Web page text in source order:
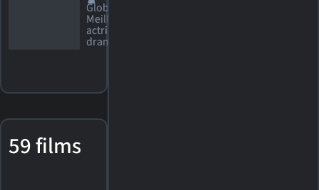
Globe 2007
Meilleure
actrice - film
dramatique
59 films